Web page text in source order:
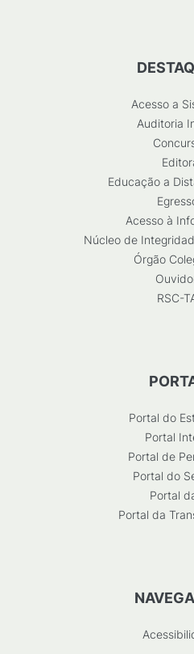
Acesso a
Auditoria
Educação a
Acesso à
Núcleo de
Órgão
RSC-
Portal do
Portal
Portal de
Portal do
Portal
Portal da